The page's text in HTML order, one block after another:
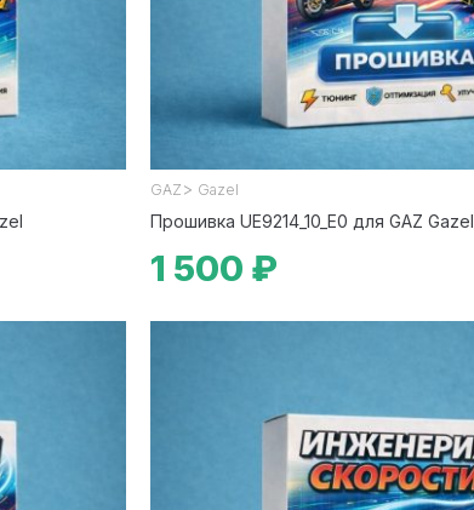
GAZ > Gazel
Прошивка UE9214_10_E0 для GAZ Gazel
1 500 ₽